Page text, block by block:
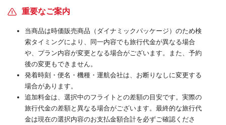
重要なご案内
当商品は時価販売商品（ダイナミックパッケージ）のため検
索タイミングにより、同一内容でも旅行代金が異なる場合
や、プラン内容が変更となる場合がございます。また、予約
後の変更もできません。
発着時刻・便名・機種・運航会社は、お断りなしに変更する
場合があります。
追加料金は、選択中のフライトとの差額の目安です。実際の
旅行代金の差額と異なる場合がございます。最終的な旅行代
金は現在の選択内容のお支払金額合計を必ずご確認くださ